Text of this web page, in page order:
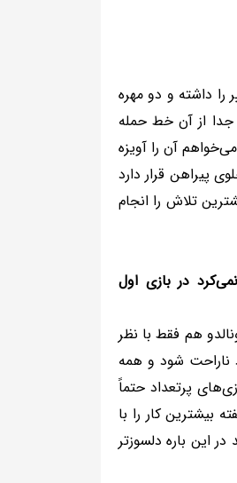
داشته و دو مهره
از آن خط حمله
آن را آویزه
پیراهن قرار دارد
تلاش را انجام
در بازی اول
هم فقط با نظر
ناراحت شود و همه
پرتعداد حتماً
بیشترین کار را با
این باره دلسوزتر